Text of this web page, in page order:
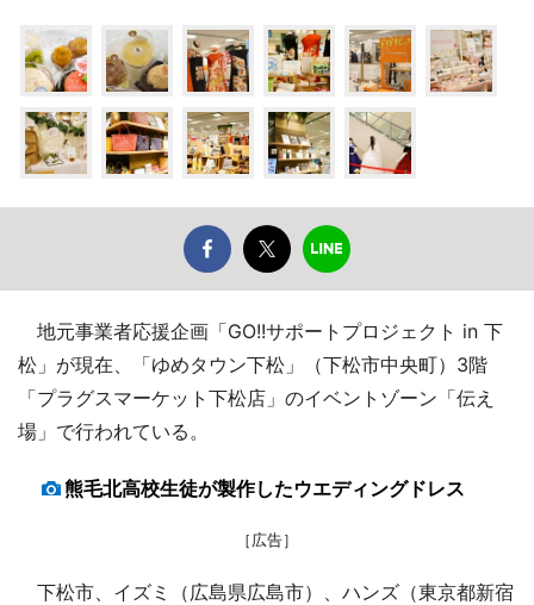
地元事業者応援企画「GO!!サポートプロジェクト in 下
松」が現在、「ゆめタウン下松」（下松市中央町）3階
「プラグスマーケット下松店」のイベントゾーン「伝え
場」で行われている。
熊毛北高校生徒が製作したウエディングドレス
［広告］
下松市、イズミ（広島県広島市）、ハンズ（東京都新宿